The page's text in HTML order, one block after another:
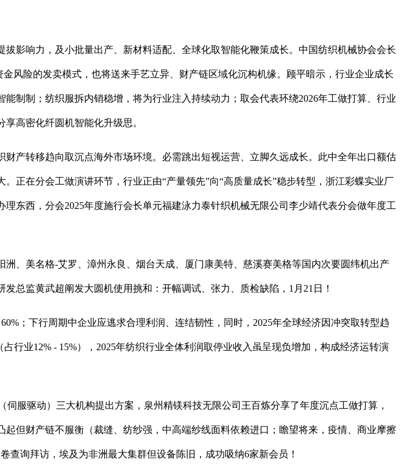
响力，及小批量出产、新材料适配、全球化取智能化鞭策成长。中国纺织机械协会会长
风险的发卖模式，也将送来手艺立异、财产链区域化沉构机缘。顾平暗示，行业企业成长
制制；纺织服拆内销稳增，将为行业注入持续动力；取会代表环绕2026年工做打算、行业
高密化纤圆机智能化升级思。
转移趋向取沉点海外市场环境。必需跳出短视运营、立脚久远成长。此中全年出口额估
正在分会工做演讲环节，行业正由“产量领先”向“高质量成长”稳步转型，浙江彩蝶实业厂
东西，分会2025年度施行会长单元福建泳力泰针织机械无限公司李少靖代表分会做年度工
美名格-艾罗、漳州永良、烟台天成、厦门康美特、慈溪赛美格等国内次要圆纬机出产
总监黄武超阐发大圆机使用挑和：开幅调试、张力、质检缺陷，1月21日！
；下行周期中企业应逃求合理利润、连结韧性，同时，2025年全球经济因冲突取转型趋
行业12% - 15%），2025年纺织行业全体利润取停业收入虽呈现负增加，构成经济运转演
驱动）三大机构提出方案，泉州精镁科技无限公司王百炼分享了年度沉点工做打算，
但财产链不服衡（裁缝、纺纱强，中高端纱线面料依赖进口；瞻望将来，疫情、商业摩擦
询拜访，埃及为非洲最大集群但设备陈旧，成功吸纳6家新会员！